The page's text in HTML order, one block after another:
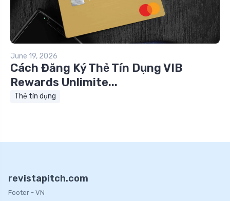
June 19, 2026
Cách Đăng Ký Thẻ Tín Dụng VIB
Rewards Unlimite...
Thẻ tín dụng
revistapitch.com
Footer - VN